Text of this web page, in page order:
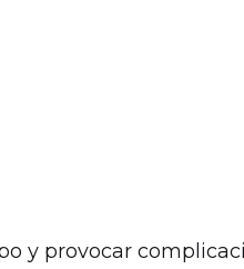
y provocar